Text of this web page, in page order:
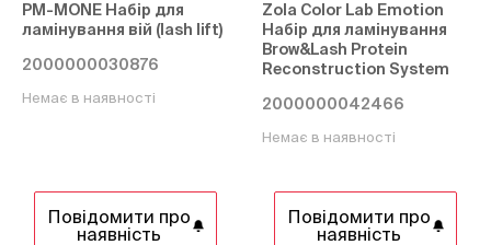
PM-MONE Набір для
ламінування вій (lash lift)
2000000030876
Немає в наявності
Повідомити про
наявність
Zola Color Lab Emotion
Набір для ламінування
Brow&Lash Protein
Reconstruction System
2000000042466
Немає в наявності
Повідомити про
наявність